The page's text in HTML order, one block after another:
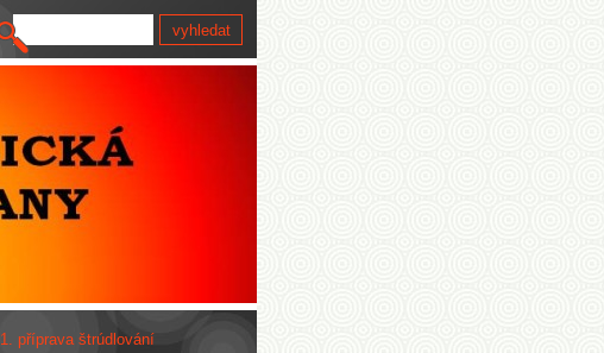
1. příprava štrúdlování